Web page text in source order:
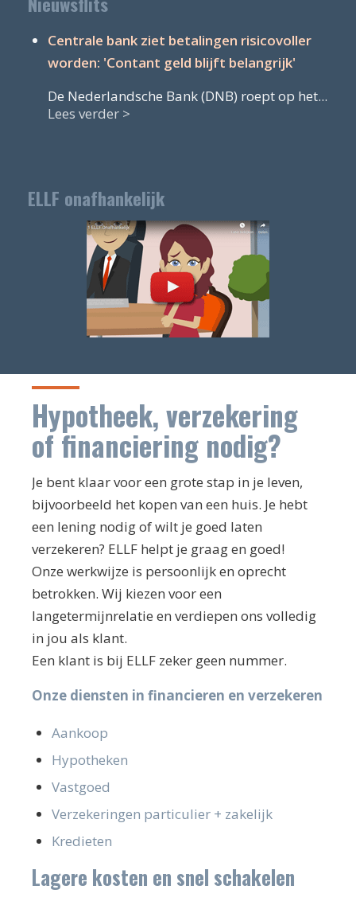
Centrale bank ziet betalingen risicovoller
worden: 'Contant geld blijft belangrijk'
De Nederlandsche Bank (DNB) roept op het...
Lees verder >
ELLF onafhankelijk
Hypotheek, verzekering
of financiering nodig?
Je bent klaar voor een grote stap in je leven,
bijvoorbeeld het kopen van een huis. Je hebt
een lening nodig of wilt je goed laten
verzekeren? ELLF helpt je graag en goed!
Onze werkwijze is persoonlijk en oprecht
betrokken. Wij kiezen voor een
langetermijnrelatie en verdiepen ons volledig
in jou als klant.
Een klant is bij ELLF zeker geen nummer.
Onze diensten in financieren en verzekeren
Aankoop
Hypotheken
Vastgoed
Verzekeringen particulier + zakelijk
Kredieten
Lagere kosten en snel schakelen